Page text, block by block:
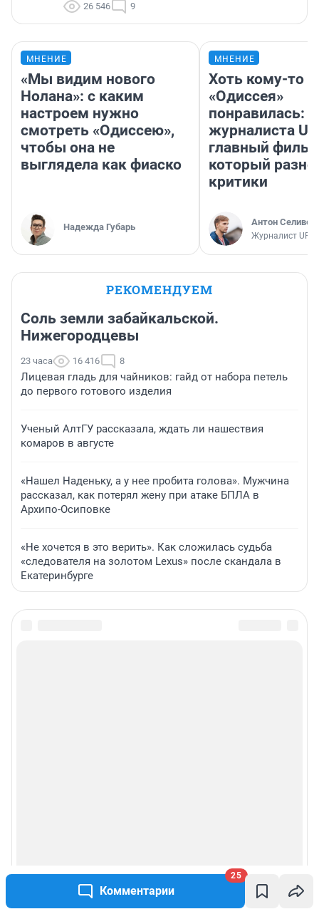
Комментарии
25
26 546 9
МНЕНИЕ
«Мы видим нового
Нолана»: с каким
настроем нужно
смотреть «Одиссею»,
чтобы она не
выглядела как фиаско
Надежда Губарь
МНЕНИЕ
Хоть кому-то
«Одиссея»
понравилась:
журналиста
главный
который
критики
Антон
Журналист
РЕКОМЕНДУЕМ
Соль земли забайкальской.
Нижегородцевы
23 часа 16 416 8
Лицевая гладь для чайников: гайд от набора петель
до первого готового изделия
Ученый АлтГУ рассказала, ждать ли нашествия
комаров в августе
«Нашел Наденьку, а у нее пробита голова». Мужчина
рассказал, как потерял жену при атаке БПЛА в
Архипо-Осиповке
«Не хочется в это верить». Как сложилась судьба
«следователя на золотом Lexus» после скандала в
Екатеринбурге